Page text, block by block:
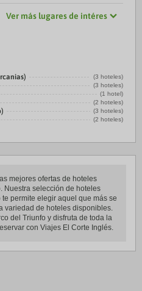
Ver más lugares de intéres
(3 hoteles)
(3 hoteles)
(1 hotel)
(2 hoteles)
(3 hoteles)
(2 hoteles)
mejores ofertas de hoteles
Nuestra selección de hoteles
permite elegir aquel que más se
variedad de hoteles disponibles.
del Triunfo y disfruta de toda la
con Viajes El Corte Inglés.